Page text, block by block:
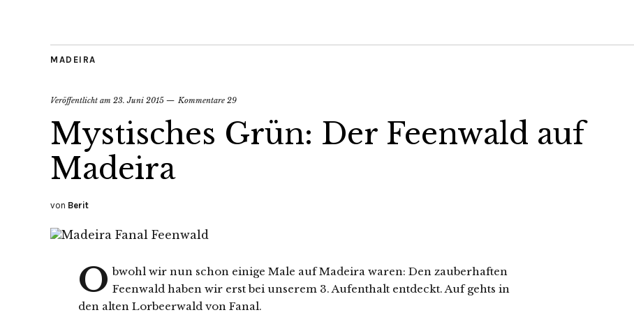
MADEIRA
Veröffentlicht am 23. Juni 2015 Kommentare 29
Mystisches Grün: Der Feenwald auf
Madeira
von Berit
O bwohl wir nun schon einige Male auf Madeira waren: Den zauberhaften
Feenwald haben wir erst bei unserem 3. Aufenthalt entdeckt. Auf gehts in
den alten Lorbeerwald von Fanal.